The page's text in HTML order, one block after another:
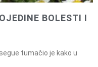
BOLESTI I
tumačio je kako u